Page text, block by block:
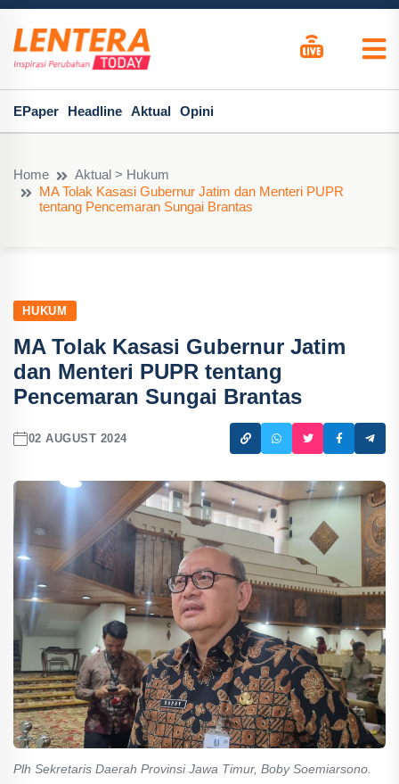
EPaper Headline Aktual Opini
Home
Aktual > Hukum
MA Tolak Kasasi Gubernur Jatim dan Menteri PUPR
tentang Pencemaran Sungai Brantas
HUKUM
MA Tolak Kasasi Gubernur Jatim
dan Menteri PUPR tentang
Pencemaran Sungai Brantas
02 AUGUST 2024
Plh Sekretaris Daerah Provinsi Jawa Timur, Boby Soemiarsono.